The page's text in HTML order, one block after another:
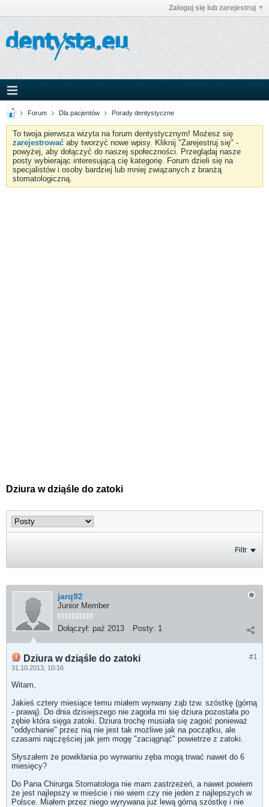
Zaloguj się lub zarejestruj
Forum Dla pacjentów Porady dentystyczne
To twoja pierwsza wizyta na forum dentystycznym! Możesz się
zarejestrować aby tworzyć nowe wpisy. Kliknij "Zarejestruj się" -
powyżej, aby dołączyć do naszej społeczności. Przeglądaj nasze
posty wybierając interesującą cię kategorię. Forum dzieli się na
specjalistów i osoby bardziej lub mniej związanych z branżą
stomatologiczną.
Dziura w dziąśle do zatoki
Filtr
jarq92
Junior Member
Dołączył: paź 2013 Posty: 1
#1
Dziura w dziąśle do zatoki
31.10.2013, 10:16
Witam,
Jakieś cztery miesiące temu miałem wyrwany ząb tzw. szóstkę (górną
- prawą). Do dnia dzisiejszego nie zagoiła mi się dziura pozostała po
zębie która sięga zatoki. Dziura trochę musiała się zagoić ponieważ
"oddychanie" przez nią nie jest tak możliwe jak na początku, ale
czasami najczęściej jak jem mogę "zaciągnąć" powietrze z zatoki.
Słyszałem że powikłania po wyrwaniu zęba mogą trwać nawet do 6
miesięcy?
Do Pana Chirurga Stomatologa nie mam zastrzeżeń, a nawet powiem
że jest najlepszy w mieście i nie wiem czy nie jeden z najlepszych w
Polsce. Miałem przez niego wyrywana już lewą górną szóstkę i nie